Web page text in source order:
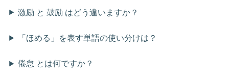
激励 と 鼓励 はどう違いますか？
「ほめる」を表す単語の使い分けは？
倦怠 とは何ですか？